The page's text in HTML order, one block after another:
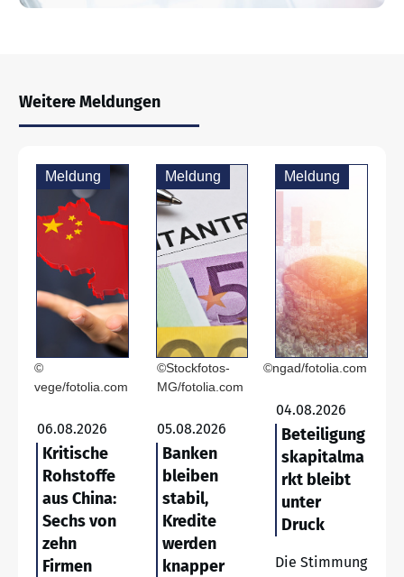
Weitere Meldungen
Meldung
©
vege/fotolia.com
06.08.2026
Kritische
Rohstoffe
aus China:
Sechs von
zehn
Firmen
Meldung
©Stockfotos-
MG/fotolia.com
05.08.2026
Banken
bleiben
stabil,
Kredite
werden
knapper
Meldung
©ngad/fotolia.com
04.08.2026
Beteiligung
skapitalma
rkt bleibt
unter
Druck
Die Stimmung